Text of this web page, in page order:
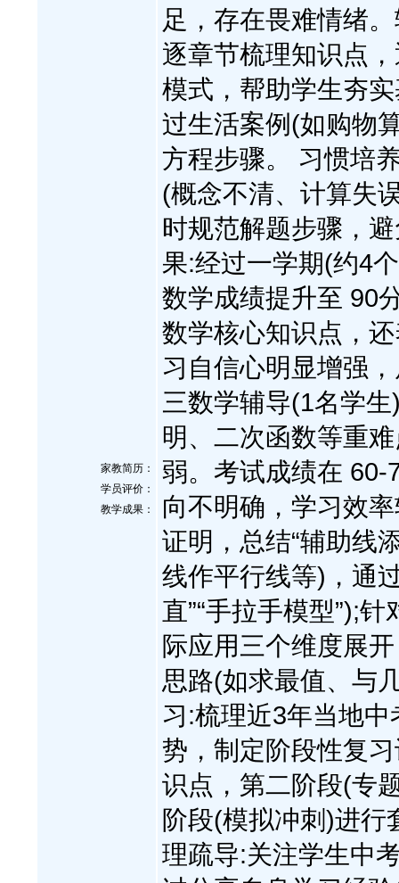
家教简历：
学员评价：
教学成果：
足，存在畏难情绪
逐章节梳理知识点
模式，帮助学生夯
过生活案例(如购物
方程步骤。 习惯培
(概念不清、计算失
时规范解题步骤，
果:经过一学期(约4
数学成绩提升至 90
数学核心知识点，
习自信心明显增强
三数学辅导(1名学
明、二次函数等重
弱。考试成绩在 60-
向不明确，学习效
证明，总结“辅助线
线作平行线等)，通
直”“手拉手模型”);
际应用三个维度展
思路(如求最值、与
习:梳理近3年当地
势，制定阶段性复
识点，第二阶段(专
阶段(模拟冲刺)进行
理疏导:关注学生中